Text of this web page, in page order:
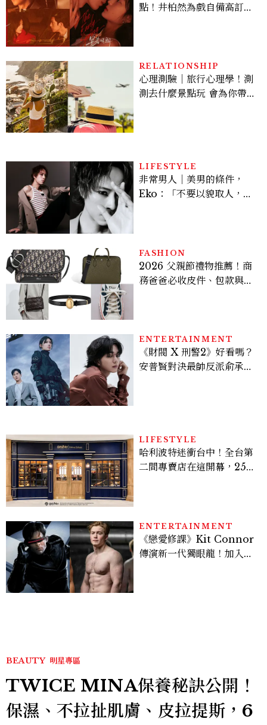
點！井柏然為戲自備高訂，
RELATIONSHIP
心理測驗｜旅行心理學！測
測去什麼景點玩 會為你帶來
LIFESTYLE
非常男人｜美男的條件，
Eko：「不要以貌取人，內
FASHION
2026 父親節禮物推薦！商
務爸爸必收皮件、包款與鞋
ENTERTAINMENT
《財閥 X 刑警2》好看嗎？
安普賢對決最帥反派俞承
LIFESTYLE
哈利波特迷衝台中！全台第
二間專賣店在這開幕，25週
ENTERTAINMENT
《戀愛修課》Kit Connor
傳演新一代獨眼龍！加入新
BEAUTY 明星專區
TWICE MINA保養秘訣公開！
保濕、不拉扯肌膚、皮拉提斯，6